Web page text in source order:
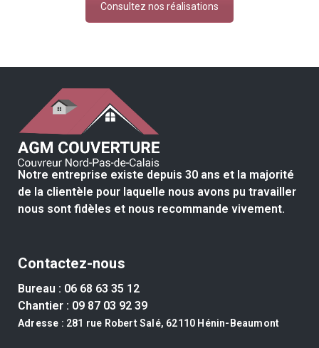
Consultez nos réalisations
Notre entreprise existe depuis 30 ans et la majorité
de la clientèle pour laquelle nous avons pu travailler
nous sont fidèles et nous recommande vivement.
Contactez-nous
Bureau : 06 68 63 35 12
Chantier : 09 87 03 92 39
Adresse : 281 rue Robert Salé, 62110 Hénin-Beaumont